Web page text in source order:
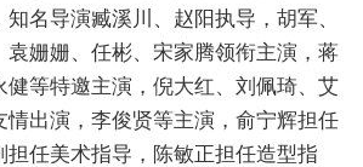
名导演臧溪川、赵阳执导，胡军、
袁姗姗、任彬、宋家腾领衔主演，蒋
健等特邀主演，倪大红、刘佩琦、艾
情出演，李俊贤等主演，俞宁辉担任
担任美术指导，陈敏正担任造型指